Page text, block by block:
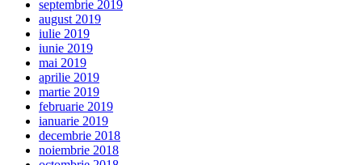
septembrie 2019
august 2019
iulie 2019
iunie 2019
mai 2019
aprilie 2019
martie 2019
februarie 2019
ianuarie 2019
decembrie 2018
noiembrie 2018